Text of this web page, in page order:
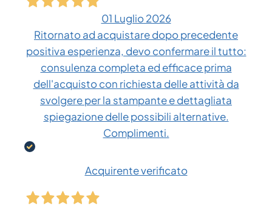
01 Luglio 2026
Ritornato ad acquistare dopo precedente
positiva esperienza, devo confermare il tutto:
consulenza completa ed efficace prima
dell'acquisto con richiesta delle attività da
svolgere per la stampante e dettagliata
spiegazione delle possibili alternative.
Complimenti.
Acquirente verificato